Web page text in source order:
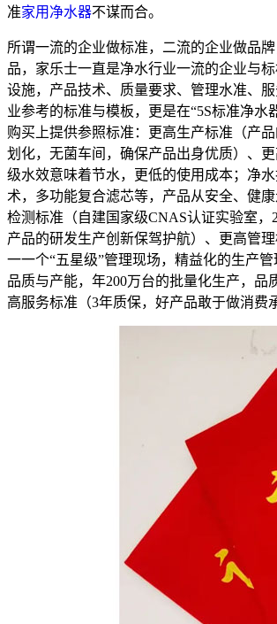
准家用净水器不谋而合。
所谓一流的企业做标准，二流的企业做品
品，家乐士一直是净水行业一流的企业与
设施，产品技术、质量要求、管理水准、
业参考的标准与模板，更是在“5S标准净水
购买上提供参照标准：更高生产标准（产
划化，无菌车间，确保产品出身优质）、
级水效意味着节水，更低的使用成本；净
术，多功能复合滤芯等，产品从安全、健
检测标准（自建国家级CNAS认证实验室，
产品的研发生产创新保驾护航）、更高管
一一个“五星级”管理现场，精益化的生产
品质与产能，年200万台的批量化生产，品
高服务标准（3年质保，好产品敢于做消费